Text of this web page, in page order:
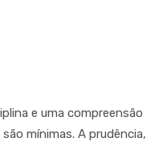
e uma compreensão
mínimas. A prudência,